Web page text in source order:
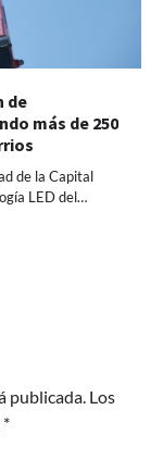
de
más de 250
de la Capital
LED del…
publicada. Los
*